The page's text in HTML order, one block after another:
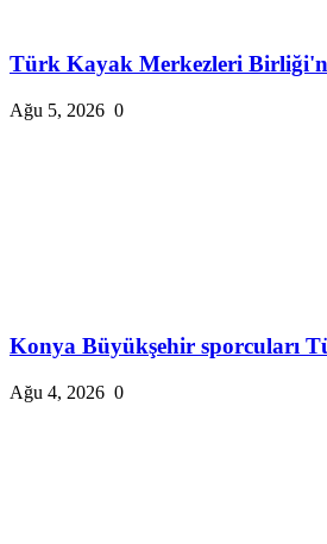
Türk Kayak Merkezleri
Ağu 5, 2026 0
Konya Büyükşehir sporcuları
Ağu 4, 2026 0